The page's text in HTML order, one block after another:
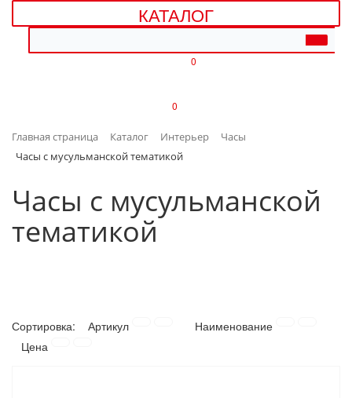
ДЕТСКИЕ ТОВАРЫ
ИНТЕРЬЕР
КЛИМАТИЧЕСКАЯ ТЕХНИКА
НАСОСНОЕ ОБОРУДОВАНИЕ
КАТАЛОГ
0
0
Главная страница Каталог Интерьер
Часы
Часы с мусульманской тематикой
Часы с мусульманской
тематикой
Сортировка: Артикул
Наименование
Цена